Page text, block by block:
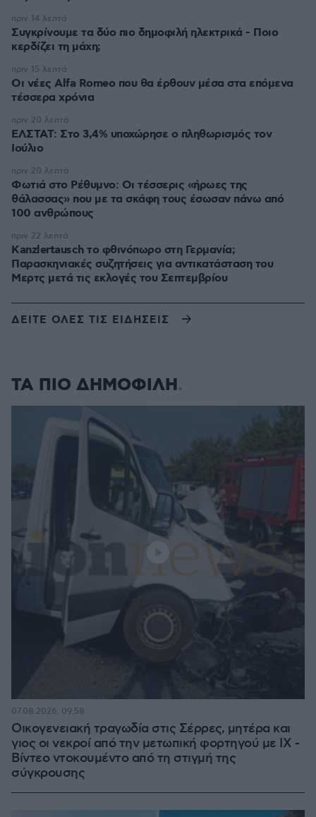
Συγκρίνουμε τα δύο πιο δημοφιλή ηλεκτρικά - Ποιο
κερδίζει τη μάχη;
πριν 14 λεπτά
Οι νέες Alfa Romeo που θα έρθουν μέσα στα επόμενα
τέσσερα χρόνια
πριν 15 λεπτά
ΕΛΣΤΑΤ: Στο 3,4% υποχώρησε ο πληθωρισμός τον
Ιούλιο
πριν 20 λεπτά
Φωτιά στο Ρέθυμνο: Οι τέσσερις «ήρωες της
θάλασσας» που με τα σκάφη τους έσωσαν πάνω από
100 ανθρώπους
πριν 20 λεπτά
Kanzlertausch το φθινόπωρο στη Γερμανία;
Παρασκηνιακές συζητήσεις για αντικατάσταση του
Μερτς μετά τις εκλογές του Σεπτεμβρίου
πριν 22 λεπτά
ΔΕΙΤΕ ΟΛΕΣ ΤΙΣ ΕΙΔΗΣΕΙΣ
ΤΑ ΠΙΟ ΔΗΜΟΦΙΛΗ
Οικογενειακή τραγωδία στις Σέρρες, μητέρα και
γιος οι νεκροί από την μετωπική φορτηγού με ΙΧ -
Βίντεο ντοκουμέντο από τη στιγμή της
σύγκρουσης
07.08.2026, 09:58